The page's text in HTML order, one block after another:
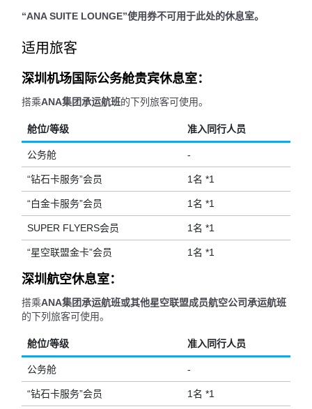
“ANA SUITE LOUNGE”使用券不可用于此处的休息室。
适用旅客
深圳机场国际公务舱贵宾休息室：
搭乘ANA集团承运航班的下列旅客可使用。
舱位/等级 准入同行人员
公务舱 -
“钻石卡服务”会员 1名 *1
“白金卡服务”会员 1名 *1
SUPER FLYERS会员 1名 *1
“星空联盟金卡”会员 1名 *1
深圳航空休息室：
搭乘ANA集团承运航班或其他星空联盟成员航空公司承运航班
的下列旅客可使用。
舱位/等级 准入同行人员
公务舱 -
“钻石卡服务”会员 1名 *1